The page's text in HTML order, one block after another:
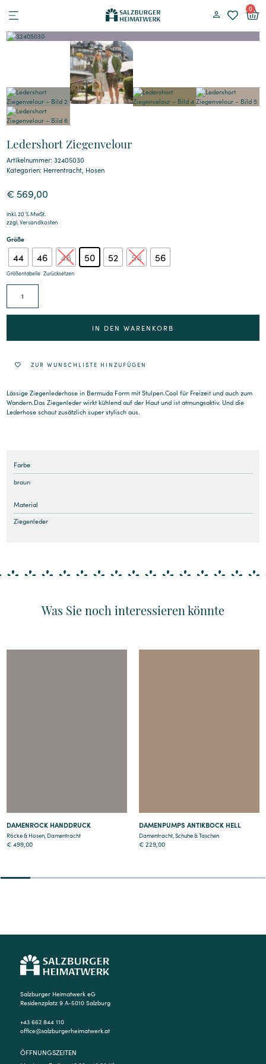
0
Ledershort Ziegenvelour
Artikelnummer: 32405030
Kategorien: Herrentracht, Hosen
€ 569,00
inkl. 20 % MwSt.
zzgl.Versandkosten
Größe
44 46 48 50 52 54 56
Größentabelle Zurücksetzen
IN DEN WARENKORB
ZUR WUNSCHLISTE HINZUFÜGEN
Lässige Ziegenlederhose in Bermuda Form mit Stulpen.Cool für Freizeit und auch zum
Wandern.Das Ziegenleder wirkt kühlend auf der Haut und ist atmungsaktiv. Und die
Lederhose schaut zusätzlich super stylisch aus.
Farbe
braun
Material
Ziegenleder
Was Sie noch interessieren könnte
DAMENROCK HANDDRUCK
Röcke & Hosen, Damentracht
€ 499,00
DAMENPUMPS ANTIKBOCK HELL
Damentracht,Schuhe & Taschen
€ 229,00
2 3 4 5 6 7 8 9
Salzburger Heimatwerk eG
Residenzplatz 9 A-5010 Salzburg
+43 662 844 110
office@salzburgerheimatwerk.at
ÖFFNUNGSZEITEN